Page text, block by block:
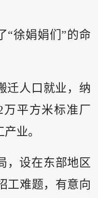
“徐娟娟们”的命
迁人口就业，纳
万平方米标准厂
业。
，设在东部地区
工难题，有意向